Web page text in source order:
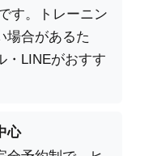
す。トレーニン
場合があるた
・LINEがおすす
心